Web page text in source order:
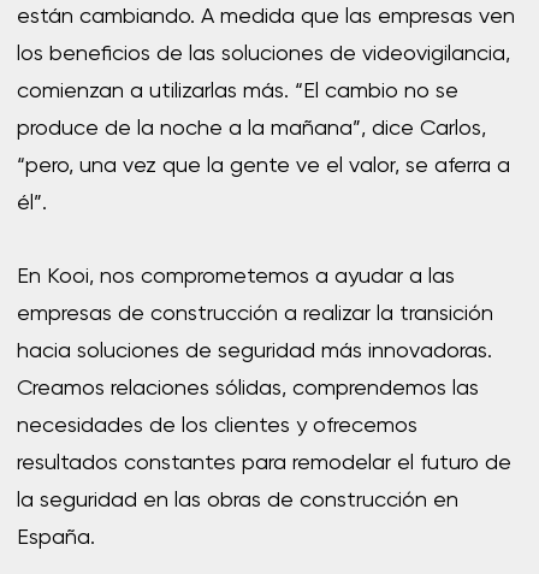
están cambiando. A medida que las empresas ven
los beneficios de las soluciones de videovigilancia,
comienzan a utilizarlas más. “El cambio no se
produce de la noche a la mañana”, dice Carlos,
“pero, una vez que la gente ve el valor, se aferra a
él”.
En Kooi, nos comprometemos a ayudar a las
empresas de construcción a realizar la transición
hacia soluciones de seguridad más innovadoras.
Creamos relaciones sólidas, comprendemos las
necesidades de los clientes y ofrecemos
resultados constantes para remodelar el futuro de
la seguridad en las obras de construcción en
España.